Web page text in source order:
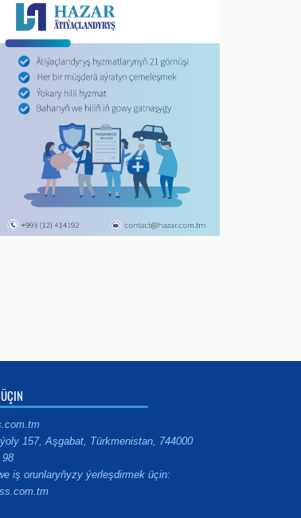
157, Aşgabat, Türkmenistan, 744000
98
iş orunlaryňyzy ýerleşdirmek üçin: